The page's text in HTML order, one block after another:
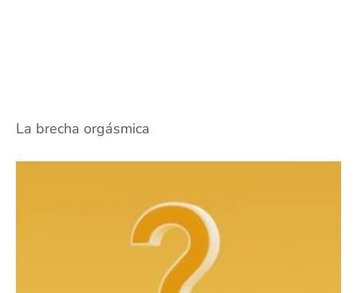
La brecha orgásmica